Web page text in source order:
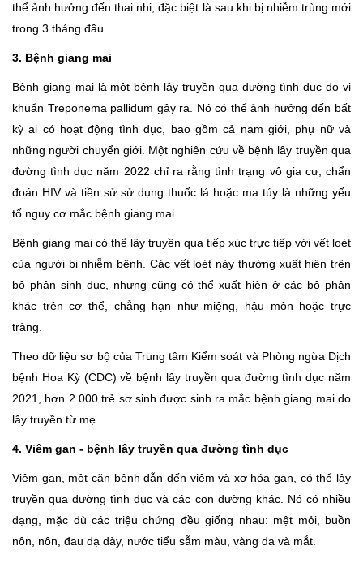
thể ảnh hưởng đến thai nhi, đặc biệt là sau khi bị nhiễm trùng mới
trong 3 tháng đầu.
3. Bệnh giang mai
Bệnh giang mai là một bệnh lây truyền qua đường tình dục do vi
khuẩn Treponema pallidum gây ra. Nó có thể ảnh hưởng đến bất
kỳ ai có hoạt động tình dục, bao gồm cả nam giới, phụ nữ và
những người chuyển giới. Một nghiên cứu về bệnh lây truyền qua
đường tình dục năm 2022 chỉ ra rằng tình trạng vô gia cư, chẩn
đoán HIV và tiền sử sử dụng thuốc lá hoặc ma túy là những yếu
tố nguy cơ mắc bệnh giang mai.
Bệnh giang mai có thể lây truyền qua tiếp xúc trực tiếp với vết loét
của người bị nhiễm bệnh. Các vết loét này thường xuất hiện trên
bộ phận sinh dục, nhưng cũng có thể xuất hiện ở các bộ phận
khác trên cơ thể, chẳng hạn như miệng, hậu môn hoặc trực
tràng.
Theo dữ liệu sơ bộ của Trung tâm Kiểm soát và Phòng ngừa Dịch
bệnh Hoa Kỳ (CDC) về bệnh lây truyền qua đường tình dục năm
2021, hơn 2.000 trẻ sơ sinh được sinh ra mắc bệnh giang mai do
lây truyền từ mẹ.
4. Viêm gan - bệnh lây truyền qua đường tình dục
Viêm gan, một căn bệnh dẫn đến viêm và xơ hóa gan, có thể lây
truyền qua đường tình dục và các con đường khác. Nó có nhiều
dạng, mặc dù các triệu chứng đều giống nhau: mệt mỏi, buồn
nôn, nôn, đau dạ dày, nước tiểu sẫm màu, vàng da và mắt.